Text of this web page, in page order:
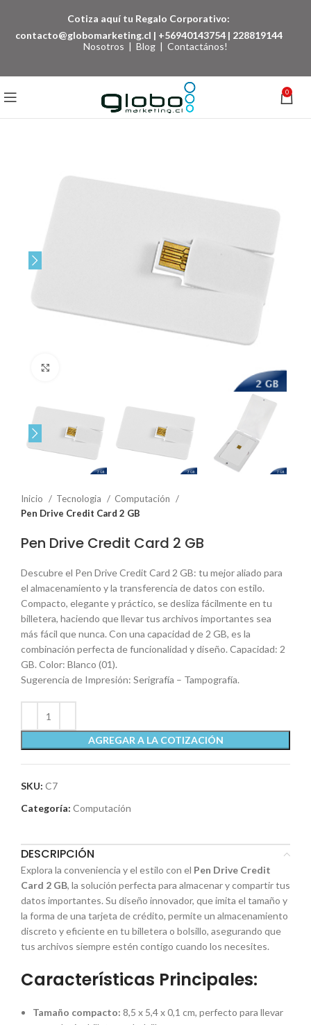
Cotiza aquí tu Regalo Corporativo:
contacto@globomarketing.cl | +56940143754 | 228819144
Nosotros | Blog | Contactános!
0
Inicio Tecnologia
Computación
Pen Drive Credit Card 2 GB
Pen Drive Credit Card 2 GB
Descubre el Pen Drive Credit Card 2 GB: tu mejor aliado para
el almacenamiento y la transferencia de datos con estilo.
Compacto, elegante y práctico, se desliza fácilmente en tu
billetera, haciendo que llevar tus archivos importantes sea
más fácil que nunca. Con una capacidad de 2 GB, es la
combinación perfecta de funcionalidad y diseño. Capacidad: 2
GB. Color: Blanco (01).
Sugerencia de Impresión: Serigrafía – Tampografía.
AGREGAR A LA COTIZACIÓN
SKU: C7
Categoría: Computación
DESCRIPCIÓN
Explora la conveniencia y el estilo con el Pen Drive Credit
Card 2 GB, la solución perfecta para almacenar y compartir tus
datos importantes. Su diseño innovador, que imita el tamaño y
la forma de una tarjeta de crédito, permite un almacenamiento
discreto y eficiente en tu billetera o bolsillo, asegurando que
tus archivos siempre estén contigo cuando los necesites.
Características Principales:
Tamaño compacto: 8,5 x 5,4 x 0,1 cm, perfecto para llevar